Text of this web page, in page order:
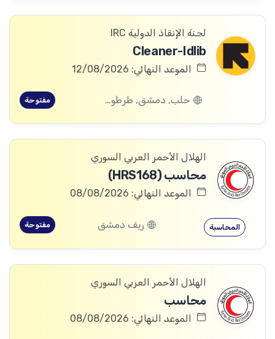
لجنة الإنقاذ الدولية IRC
Cleaner-Idlib
الموعد النهائي: 12/08/2026
حلب, دمشق, طرطوس, ريف دمشق, ديرالزور, درعا, السويداء, إدلب, القنيطرة, اللاذقية, الرقة, حمص, الحسكة, حماة مفتوحة
الهلال الأحمر العربي السوري
محاسب (HRS168)
الموعد النهائي: 08/08/2026
المحاسبة ريف دمشق مفتوحة
الهلال الأحمر العربي السوري
محاسب
الموعد النهائي: 08/08/2026